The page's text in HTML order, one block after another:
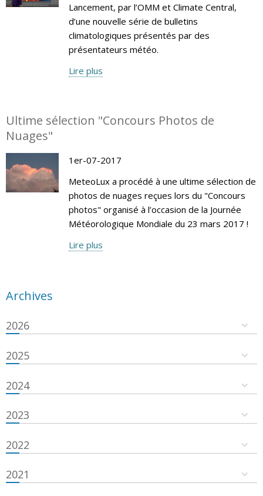
Lancement, par l’OMM et Climate Central,
d’une nouvelle série de bulletins
climatologiques présentés par des
présentateurs météo.
Lire plus
Ultime sélection "Concours Photos de
Nuages"
1er-07-2017
MeteoLux a procédé à une ultime sélection de
photos de nuages reçues lors du "Concours
photos" organisé à l’occasion de la Journée
Météorologique Mondiale du 23 mars 2017 !
Lire plus
Archives
2026
2025
2024
2023
2022
2021